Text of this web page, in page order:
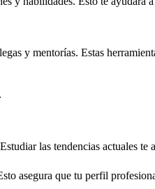
y mentorías. Estas
las tendencias actuales
asegura que tu perfil